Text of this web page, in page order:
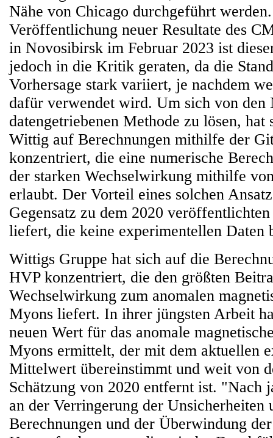
Nähe von Chicago durchgeführt
Veröffentlichung neuer Resultate des
in Novosibirsk im Februar 2023 ist
jedoch in die Kritik geraten, da die
Vorhersage stark variiert, je nachdem
dafür verwendet wird. Um sich von den
datengetriebenen Methode zu lösen,
Wittig auf Berechnungen mithilfe der
konzentriert, die eine numerische
der starken Wechselwirkung mithilfe
erlaubt. Der Vorteil eines solchen
Gegensatz zu dem 2020
liefert, die keine experimentellen Daten
Wittigs Gruppe hat sich auf die
HVP konzentriert, die den größten
Wechselwirkung zum anomalen
Myons liefert. In ihrer jüngsten Arbeit
neuen Wert für das anomale
Myons ermittelt, der mit dem aktuellen
Mittelwert übereinstimmt und weit von
Schätzung von 2020 entfernt ist. "Nach
an der Verringerung der Unsicherheiten
Berechnungen und der Überwindung